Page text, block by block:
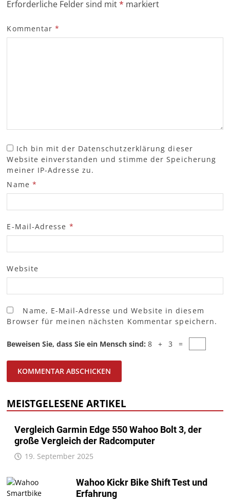
Erforderliche Felder sind mit* markiert
Kommentar*
Ich bin mit der Datenschutzerklärung dieser
Website einverstanden und stimme der Speicherung
meiner IP-Adresse zu.
Name *
E-Mail-Adresse *
Website
Name, E-Mail-Adresse und Website in diesem
Browser für meinen nächsten Kommentar speichern.
Beweisen Sie, dass Sie ein Mensch sind:8 + 3 =
MEISTGELESENE ARTIKEL
Vergleich Garmin Edge 550 Wahoo Bolt 3, der
große Vergleich der Radcomputer
19. September 2025
Wahoo Kickr Bike Shift Test und
Erfahrung